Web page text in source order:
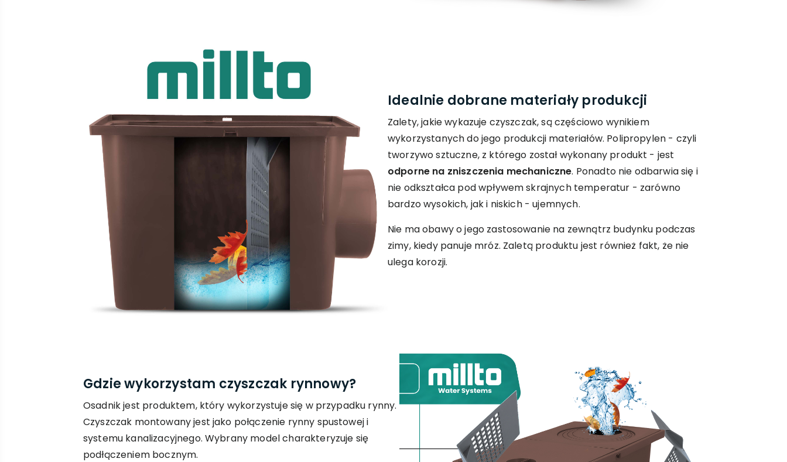
Idealnie dobrane materiały produkcji
Zalety, jakie wykazuje czyszczak, są częściowo wynikiem
wykorzystanych do jego produkcji materiałów. Polipropylen - czyli
tworzywo sztuczne, z którego został wykonany produkt - jest
odporne na zniszczenia mechaniczne. Ponadto nie odbarwia się i
nie odkształca pod wpływem skrajnych temperatur - zarówno
bardzo wysokich, jak i niskich - ujemnych.
Nie ma obawy o jego zastosowanie na zewnątrz budynku podczas
zimy, kiedy panuje mróz. Zaletą produktu jest również fakt, że nie
ulega korozji.
Gdzie wykorzystam czyszczak rynnowy?
Osadnik jest produktem, który wykorzystuje się w przypadku rynny.
Czyszczak montowany jest jako połączenie rynny spustowej i
systemu kanalizacyjnego. Wybrany model charakteryzuje się
podłączeniem bocznym.